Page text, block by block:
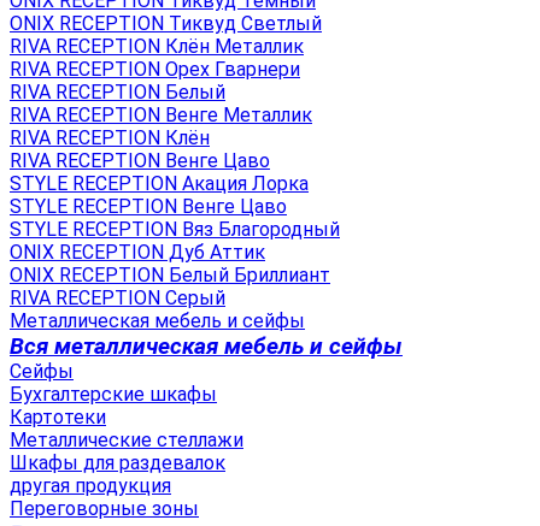
ONIX RECEPTION Тиквуд Светлый
RIVA RECEPTION Клён Металлик
RIVA RECEPTION Орех Гварнери
RIVA RECEPTION Белый
RIVA RECEPTION Венге Металлик
RIVA RECEPTION Клён
RIVA RECEPTION Венге Цаво
STYLE RECEPTION Акация Лорка
STYLE RECEPTION Венге Цаво
STYLE RECEPTION Вяз Благородный
ONIX RECEPTION Дуб Аттик
ONIX RECEPTION Белый Бриллиант
RIVA RECEPTION Серый
Металлическая мебель и сейфы
Вся металлическая мебель и сейфы
Сейфы
Бухгалтерские шкафы
Картотеки
Металлические стеллажи
Шкафы для раздевалок
другая продукция
Переговорные зоны